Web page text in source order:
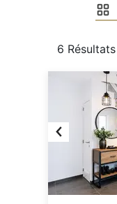
6 Résultats
Previous